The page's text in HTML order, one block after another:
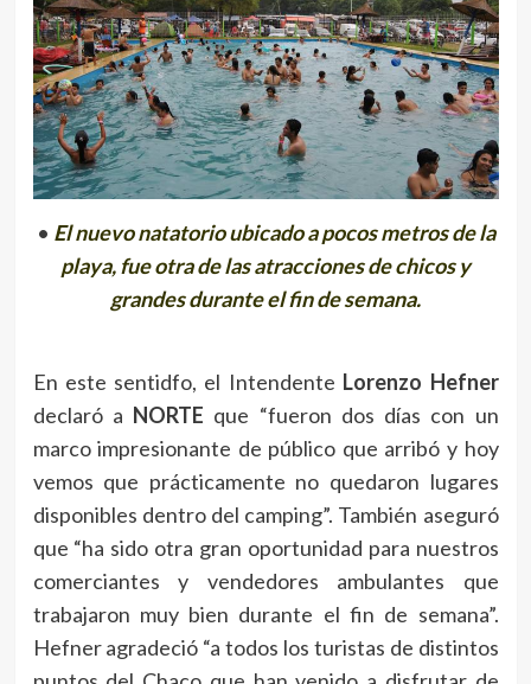
• El nuevo natatorio ubicado a pocos metros de la
playa, fue otra de las atracciones de chicos y
grandes durante el fin de semana.
En este sentidfo, el Intendente Lorenzo Hefner
declaró a NORTE que “fueron dos días con un
marco impresionante de público que arribó y hoy
vemos que prácticamente no quedaron lugares
disponibles dentro del camping”. También aseguró
que “ha sido otra gran oportunidad para nuestros
comerciantes y vendedores ambulantes que
trabajaron muy bien durante el fin de semana”.
Hefner agradeció “a todos los turistas de distintos